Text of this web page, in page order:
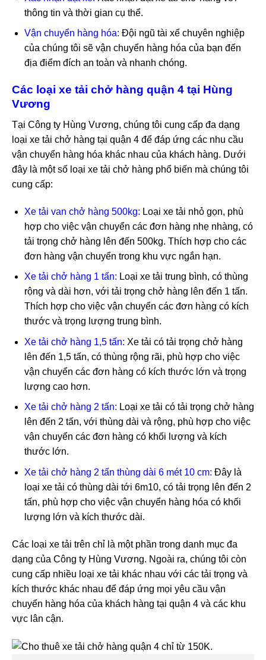
thông tin và thời gian cụ thể.
Vận chuyển hàng hóa: Đội ngũ tài xế chuyên nghiệp
của chúng tôi sẽ vận chuyển hàng hóa của bạn đến
địa điểm đích an toàn và nhanh chóng.
Các loại xe tải chở hàng quận 4 tại Hùng
Vương
Tại Công ty Hùng Vương, chúng tôi cung cấp đa dạng
loại xe tải chở hàng tại quận 4 để đáp ứng các nhu cầu
vận chuyển hàng hóa khác nhau của khách hàng. Dưới
đây là một số loại xe tải chở hàng phổ biến mà chúng tôi
cung cấp:
Xe tải van chở hàng 500kg: Loại xe tải nhỏ gọn, phù
hợp cho việc vận chuyển các đơn hàng nhẹ nhàng, có
tải trọng chở hàng lên đến 500kg. Thích hợp cho các
đơn hàng vận chuyển trong khu vực ngắn hạn.
Xe tải chở hàng 1 tấn: Loại xe tải trung bình, có thùng
rộng và dài hơn, với tải trọng chở hàng lên đến 1 tấn.
Thích hợp cho việc vận chuyển các đơn hàng có kích
thước và trọng lượng trung bình.
Xe tải chở hàng 1,5 tấn: Xe tải có tải trọng chở hàng
lên đến 1,5 tấn, có thùng rộng rãi, phù hợp cho việc
vận chuyển các đơn hàng có kích thước lớn và trọng
lượng cao hơn.
Xe tải chở hàng 2 tấn: Loại xe tải có tải trọng chở hàng
lên đến 2 tấn, với thùng dài và rộng, phù hợp cho việc
vận chuyển các đơn hàng có khối lượng và kích
thước lớn.
Xe tải chở hàng 2 tấn thùng dài 6 mét 10 cm: Đây là
loại xe tải có thùng dài tới 6m10, có tải trọng lên đến 2
tấn, phù hợp cho việc vận chuyển hàng hóa có khối
lượng lớn và kích thước dài.
Các loại xe tải trên chỉ là một phần trong danh mục đa
dạng của Công ty Hùng Vương. Ngoài ra, chúng tôi còn
cung cấp nhiều loại xe tải khác nhau với các tải trọng và
kích thước khác nhau để đáp ứng mọi yêu cầu vận
chuyển hàng hóa của khách hàng tại quận 4 và các khu
vực lân cận.